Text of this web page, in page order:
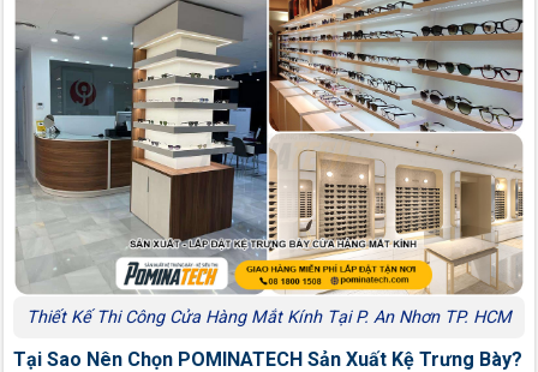
Thiết Kế Thi Công Cửa Hàng Mắt Kính Tại P. An Nhơn TP. HCM
Tại Sao Nên Chọn POMINATECH Sản Xuất Kệ Trưng Bày?